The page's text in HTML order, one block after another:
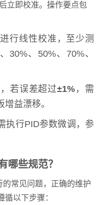
立即校准。操作要点包
进行线性校准，至少测
30%、50%、70%、
若误差超过±1% ，需
益漂移。
执行PID参数微调，参
哪些规范？
常见问题，正确的维护
循以下步骤：